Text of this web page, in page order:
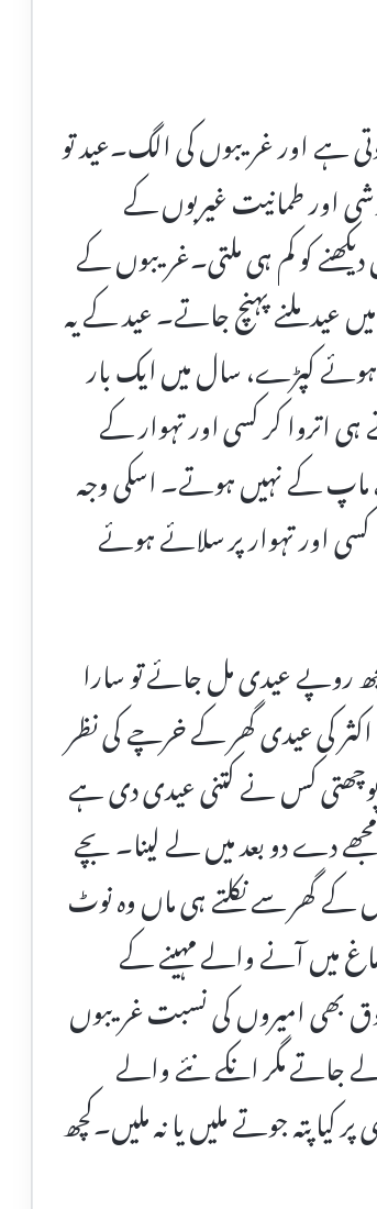
ہے اور غریبوں کی الگ۔عید تو
اور طمانیت غیربوں کے
کو کم ہی ملتی۔غریبوں کے
ملنے پہنچ جاتے۔ عید کے یہ
ہوئے کپڑے، سال میں ایک بار
اتروا کر کسی اور تہوار کے
کے نہیں ہوتے۔ اسکی وجہ
اور تہوار پر سلائے ہوئے
روپے عیدی مل جائے تو سارا
کی عیدی گھر کے خرچے کی نظر
پوچھتی کس نے کتنی عیدی دی ہے
دے دو بعد میں لے لینا۔ بچے
گھر سے نکلتے ہی ماں وہ نوٹ
میں آنے والے مہینے کے
بھی امیروں کی نسبت غریبوں
جاتے مگر انکے نئے والے
پتہ جوتے ملیں یا نہ ملیں۔کچھ